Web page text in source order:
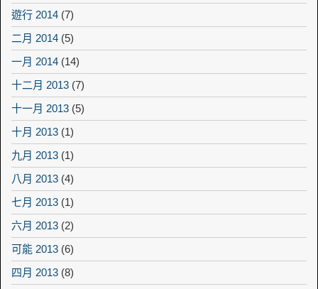
遊行 2014 (7)
二月 2014 (5)
一月 2014 (14)
十二月 2013 (7)
十一月 2013 (5)
十月 2013 (1)
九月 2013 (1)
八月 2013 (4)
七月 2013 (1)
六月 2013 (2)
可能 2013 (6)
四月 2013 (8)